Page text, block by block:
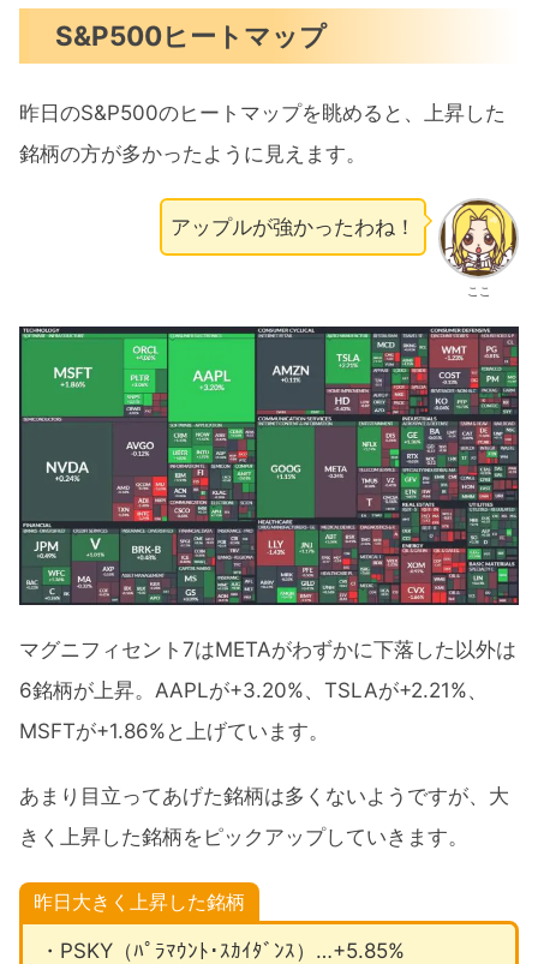
S&P500ヒートマップ
昨日のS&P500のヒートマップを眺めると、上昇した
銘柄の方が多かったように見えます。
ここ
アップルが強かったわね！
マグニフィセント7はMETAがわずかに下落した以外は
6銘柄が上昇。AAPLが+3.20%、TSLAが+2.21%、
MSFTが+1.86%と上げています。
あまり目立ってあげた銘柄は多くないようですが、大
きく上昇した銘柄をピックアップしていきます。
昨日大きく上昇した銘柄
・PSKY（ﾊﾟﾗﾏｳﾝﾄ･ｽｶｲﾀﾞﾝｽ）…+5.85%